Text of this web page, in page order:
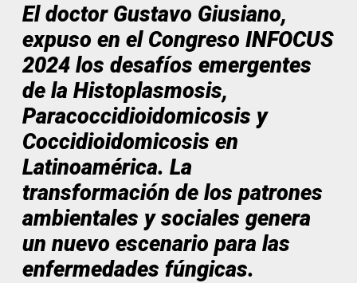
El doctor Gustavo Giusiano,
expuso en el Congreso INFOCUS
2024 los desafíos emergentes
de la Histoplasmosis,
Paracoccidioidomicosis y
Coccidioidomicosis en
Latinoamérica. La
transformación de los patrones
ambientales y sociales genera
un nuevo escenario para las
enfermedades fúngicas.